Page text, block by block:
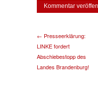
← Presseerklärung:
LINKE fordert
Abschiebestopp des
Landes Brandenburg!